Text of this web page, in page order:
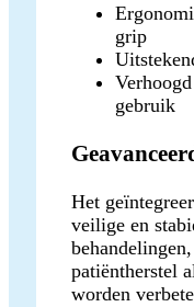
grip
gebruik
Het
veilige en
patiëntherstel
worden